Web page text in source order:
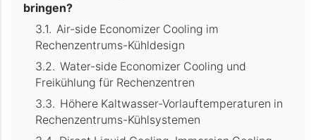
bringen?
Air-side Economizer Cooling im
Rechenzentrums-Kühldesign
Water-side Economizer Cooling und
Freikühlung für Rechenzentren
Höhere Kaltwasser-Vorlauftemperaturen in
Rechenzentrums-Kühlsystemen